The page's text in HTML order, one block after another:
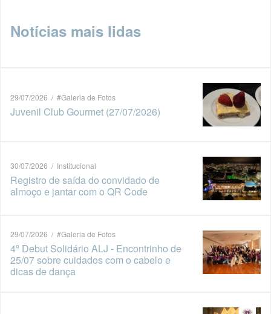
Notícias mais lidas
29/07/2026 / #Galeria de Fotos
Juvenil Club Gourmet (27/07/2026)
30/07/2026 / Institucional
Registro de saída do convidado de
almoço e jantar com o QR Code
29/07/2026 / #Galeria de Fotos
4º Debut Solidário ALJ - Encontrinho de
25/07 sobre cuidados com o cabelo e
dicas de dança